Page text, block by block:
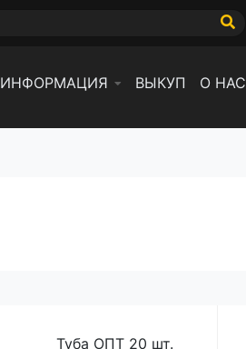
ИНФОРМАЦИЯ ВЫКУП О НАС
Туба ОПТ 20 шт.